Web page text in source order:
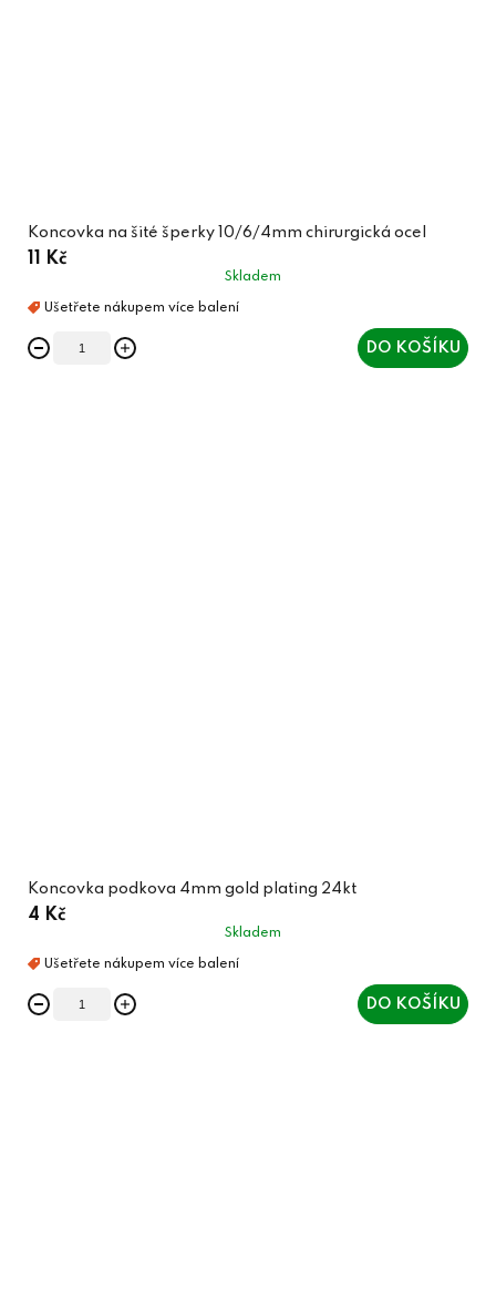
Koncovka na šité šperky 10/6/4mm chirurgická ocel
11 Kč
Skladem
DO KOŠÍKU
Koncovka podkova 4mm gold plating 24kt
4 Kč
Skladem
DO KOŠÍKU